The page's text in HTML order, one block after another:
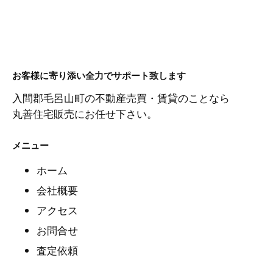
お客様に寄り添い全力でサポート致します
入間郡毛呂山町の不動産売買・賃貸のことなら
丸善住宅販売にお任せ下さい。
メニュー
ホーム
会社概要
アクセス
お問合せ
査定依頼